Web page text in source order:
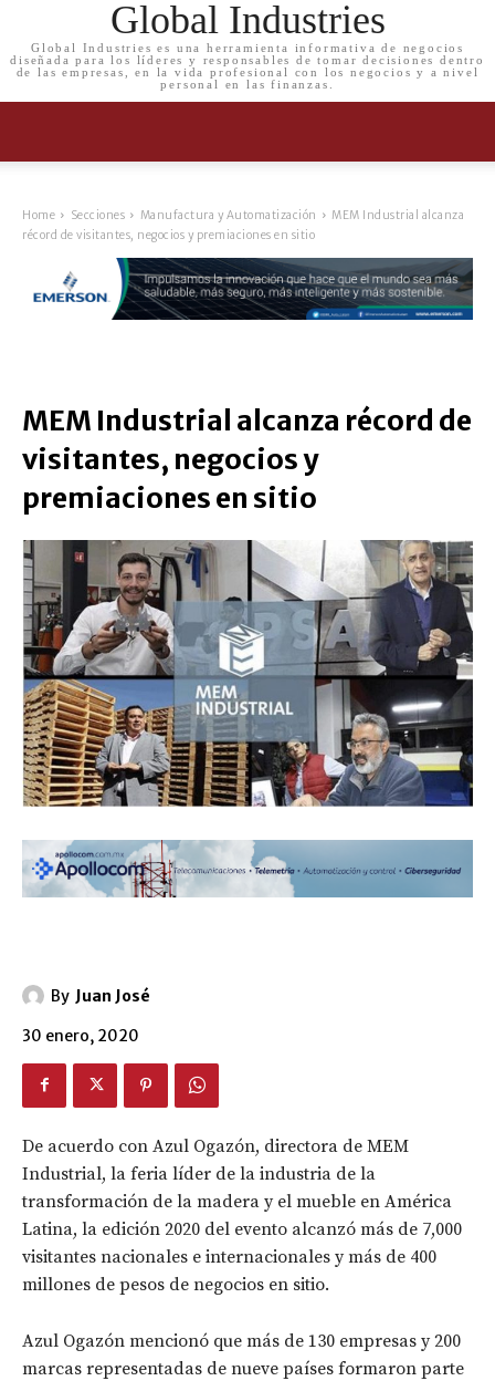
Global Industries
Global Industries es una herramienta informativa de negocios
diseñada para los líderes y responsables de tomar decisiones dentro
de las empresas, en la vida profesional con los negocios y a nivel
personal en las finanzas.
Home Secciones Manufactura y Automatización
MEM Industrial alcanza
récord de visitantes, negocios y premiaciones en sitio
MEM Industrial alcanza récord de
visitantes, negocios y
premiaciones en sitio
By Juan José
30 enero, 2020
De acuerdo con Azul Ogazón, directora de MEM
Industrial, la feria líder de la industria de la
transformación de la madera y el mueble en América
Latina, la edición 2020 del evento alcanzó más de 7,000
visitantes nacionales e internacionales y más de 400
millones de pesos de negocios en sitio.
Azul Ogazón mencionó que más de 130 empresas y 200
marcas representadas de nueve países formaron parte